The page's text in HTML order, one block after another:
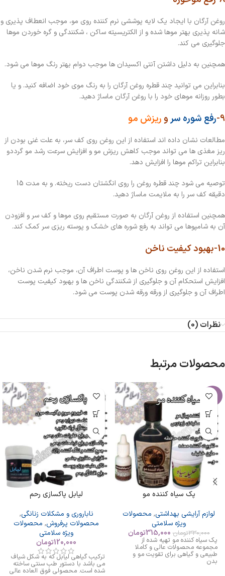
روغن آرگان با ایجاد یک لایه پوششی نرم کننده روی مو، موجب انعطاف پذیری و
شانه پذیری بهتر موها شده و از الکتریسیته ساکن ، شکنندگی و گره خوردن موها
جلوگیری می کند.
همچنین به دلیل داشتن آنتی اکسیدان ها موجب دوام بهتر رنگ موها می شود.
بنابراین می توانید چند قطره روغن آرگان را به رنگ موی خود اضافه کنید. و یا
بطور روزانه موهای خود را با روغن آرگان ماساژ دهید.
9- رفع شوره سرو ریزش مو
مطالعات نشان داده اند استفاده از این روغن روی کف سر، به علت غنی بودن از
ریز مغذی ها می تواند موجب کاهش ریزش مو و افزایش سرعت رشد مو گرددو
بنابراین تراکم موها را افزایش دهد.
توصیه می شود چند قطره روغن را روی انگشتان دست ریخته. و به مدت 15
دقیقه کف سر را به ملایمت ماساژ دهید.
همچنین استفاده از روغن آرگان به صورت مستقیم روی موها و کف سر و افزودن
آن به شامپوها می تواند به رفع شوره های خشک و پوسته ریزی سر کمک کند.
10-بهبود کیفیت ناخن
استفاده از این روغن روی ناخن ها و پوست اطراف آن، موجب نرم شدن ناخن،
افزایش استحکام آن و جلوگیری از شکنندگی ناخن ها و بهبود کیفیت پوست
اطراف آن و جلوگیری از ورقه ورقه شدن پوست می شود.
نظرات (0)
محصولات مرتبط
-5%
پک سیاه کننده مو
لوازم آرایشی بهداشتی, محصولات
ویژه سلامتی
330,000تومان 315,000تومان
پک سیاه کننده مو تهیه شده از
مجموعه محصولات عالی و کاملا
طبیعی و گیاهی برای تقویت مو و
بدن
لیابل پاکسازی رحم
ناباروری و مشکلات زنانگی,
محصولات پرفروش, محصولات
ویژه سلامتی
120,000تومان
ترکیب گیاهی لیابل که به شکل شیاف
می باشد با دستور طب سنتی ساخته
شده است. محصولی فوق العاده عالی